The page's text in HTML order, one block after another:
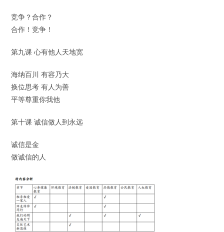
竞争？合作？
合作！竞争！
第九课 心有他人天地宽
海纳百川 有容乃大
换位思考 有人为善
平等尊重你我他
第十课 诚信做人到永远
诚信是金
做诚信的人